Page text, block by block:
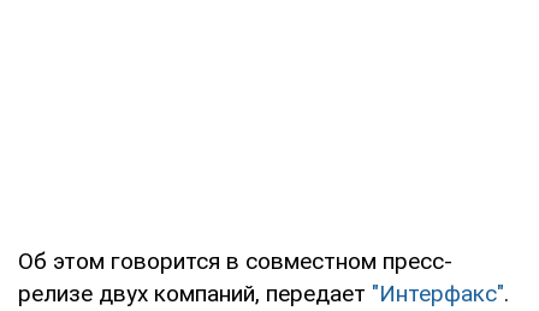
Об этом говорится в совместном пресс-
релизе двух компаний, передает "Интерфакс".